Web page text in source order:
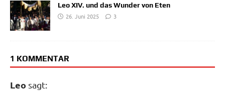
Leo XIV. und das Wunder von Eten
26. Juni 2025
3
1 KOMMENTAR
Leo sagt: